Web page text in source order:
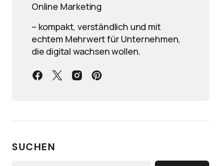
Online Marketing
– kompakt, verständlich und mit
echtem Mehrwert für Unternehmen,
die digital wachsen wollen.
SUCHEN